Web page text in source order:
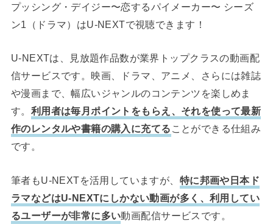
プッシング・デイジー〜恋するパイメーカー〜 シーズ
ン1（ドラマ）はU-NEXTで視聴できます！
U-NEXTは、見放題作品数が業界トップクラスの動画配
信サービスです。映画、ドラマ、アニメ、さらには雑誌
や漫画まで、幅広いジャンルのコンテンツを楽しめま
す。 利用者は毎月ポイントをもらえ、それを使って最新
作のレンタルや書籍の購入に充てる ことができる仕組み
です。
筆者もU-NEXTを活用していますが、 特に邦画や日本ド
ラマなどはU-NEXTにしかない動画が多く、利用してい
るユーザーが非常に多い動画配信サービスです。